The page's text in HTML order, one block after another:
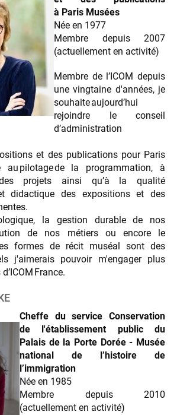
à Paris Musées
Née en 1977
Membre depuis 2007
(actuellement en activité)
Membre de l’ICOM depuis
une vingtaine d'années, je
souhaite aujourd’hui
rejoindre le conseil
d’administration
et des publications pour Paris
au pilotage de la programmation, à
des projets ainsi qu’à la qualité
didactique des expositions et des
la gestion durable de nos
de nos métiers ou encore le
formes de récit muséal sont des
j'aimerais pouvoir m'engager plus
France.
Cheffe du service Conservation
de l'établissement public du
Palais de la Porte Dorée - Musée
national de l’histoire de
l’immigration
Née en 1985
Membre depuis 2010
(actuellement en activité)